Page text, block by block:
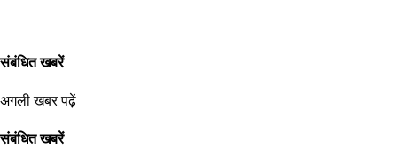
संबंधित खबरें
अगली खबर पढ़ें
संबंधित खबरें